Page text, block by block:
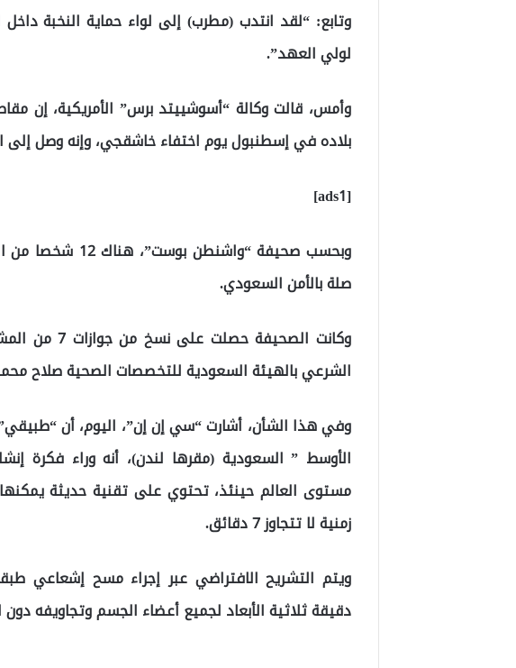
وتابع: “لقد انتدب (مطرب) إلى لواء حماية النخبة
لولي العهد”.
وأمس، قالت وكالة “أسوشييتد برس” الأمريكية، إن
بلاده في إسطنبول يوم اختفاء خاشقجي، وإنه وصل إلى القنصلية قبل نحو
[ads1]
صلة بالأمن السعودي.
وكانت
الشرعي بالهيئة السعودية للتخصصات الصحية صلاح
الأوسط ” السعودية (مقرها لندن)، أنه وراء فكرة
مستوى العالم حينئذ، تحتوي على تقنية حديثة
زمنية لا تتجاوز 7 دقائق.
ويتم التشريح الافتراضي عبر إجراء مسح إشعاعي
دقيقة ثلاثية الأبعاد لجميع أعضاء الجسم وتجاويفه